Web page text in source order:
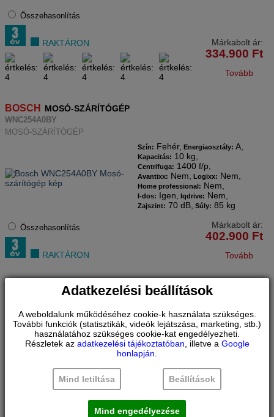
Összehasonlítás
RAKTÁRON Márkabolt ár:
334.900 Ft
Tovább
BOSCH MOSÓ-SZÁRÍTÓGÉP
WNC254A0BY
MOSÓ-SZÁRÍTÓGÉP
Szín: Fehér, Energiaosztály: A,
Kapacitás: 10 kg,
Centrifuga: 1400 f/p,
Avantixx: Nem, Logixx: Nem,
Home professional: Nem,
I-dos: Igen, Iqdrive: Nem,
Zajszint: 70 dB, Súly: 85 kg
Összehasonlítás
RAKTÁRON
Márkabolt ár:
402.900 Ft
Tovább
MOSÓ-SZÁRÍTÓGÉP
MOSÓ-SZÁRÍTÓGÉP
Szín: Fehér,
Energiaosztály:
A,
1400 f/p,
Avantixx:
Adatkezelési beállítások
A weboldalunk működéséhez cookie-k használata szükséges.
További funkciók (statisztikák, videók lejátszása, marketing, stb.)
használatához szükséges cookie-kat engedélyezheti.
Részletek az adatkezelési tájékoztatóban, illetve a Google
honlapján.
Mind letiltása Beállítások
Mind engedélyezése